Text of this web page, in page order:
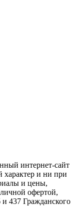
интернет-сайт
и ни при
и цены,
офертой,
437 Гражданского